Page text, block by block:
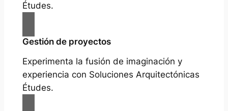
Études.
Gestión de proyectos
Experimenta la fusión de imaginación y
experiencia con Soluciones Arquitectónicas
Études.